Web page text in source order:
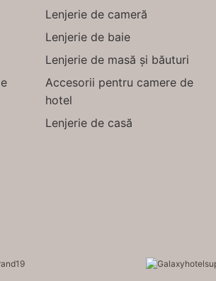
Lenjerie de cameră
Lenjerie de baie
Lenjerie de masă și băuturi
Accesorii pentru camere de
hotel
Lenjerie de casă